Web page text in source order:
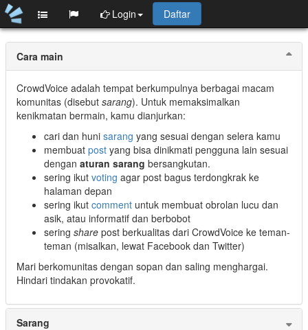
Login Daftar
Cara main
CrowdVoice adalah tempat berkumpulnya berbagai macam
komunitas (disebut sarang). Untuk memaksimalkan
kenikmatan bermain, kamu dianjurkan:
cari dan huni sarang yang sesuai dengan selera kamu
membuat post yang bisa dinikmati pengguna lain sesuai
dengan aturan sarang bersangkutan.
sering ikut voting agar post bagus terdongkrak ke
halaman depan
sering ikut comment untuk membuat obrolan lucu dan
asik, atau informatif dan berbobot
sering share post berkualitas dari CrowdVoice ke teman-
teman (misalkan, lewat Facebook dan Twitter)
Mari berkomunitas dengan sopan dan saling menghargai.
Hindari tindakan provokatif.
Sarang